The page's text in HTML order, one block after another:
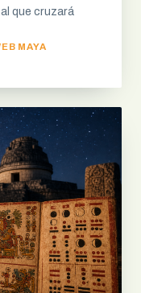
que cruzará
MAYA